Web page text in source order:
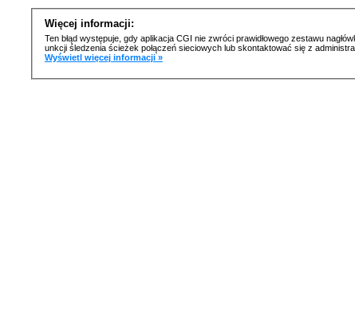
Więcej informacji:
Ten błąd występuje, gdy aplikacja CGI nie zwróci prawidłowego zestawu
unkcji śledzenia ścieżek połączeń sieciowych lub skontaktować się z
Wyświetl więcej informacji »